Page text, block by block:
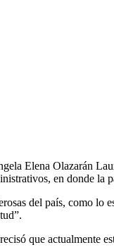
Elena Olazarán
en donde la
del país, como
que actualmente